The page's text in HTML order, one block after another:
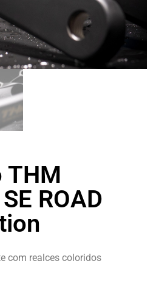
THM
ROAD
com realces coloridos